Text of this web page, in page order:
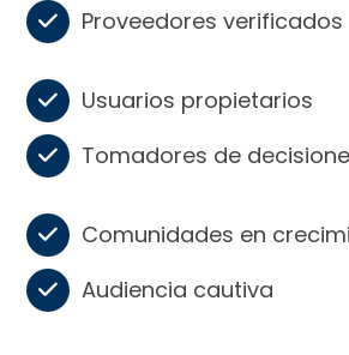
Proveedores verificados
Usuarios propietarios
Tomadores de
Comunidades en
Audiencia cautiva